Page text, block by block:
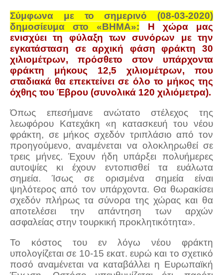
Σύμφωνα με το σημερινό (08-03-2020)
δημοσίευμα στο «ΒΗΜΑ»:
Η χώρα μας
ενισχύει τη φύλαξη των συνόρων με την
εγκατάσταση σε αρχική φάση φράκτη 30
χιλιομέτρων, πρόσθετο στον υπάρχοντα
φράκτη μήκους 12,5 χιλιομέτρων, που
σταδιακά θα επεκτείνει σε όλο το μήκος της
όχθης του Έβρου (συνολικά 120 χιλιόμετρα).
Όπως επεσήμανε ανώτατο στέλεχος της
λεωφόρου Κατεχάκη «η κατασκευή του νέου
φράκτη, σε μήκος σχεδόν τριπλάσιο από τον
προηγούμενο, αναμένεται να ολοκληρωθεί σε
τρεις μήνες. Έχουν ήδη υπάρξει πολυήμερες
αυτοψίες κι έχουν εντοπισθεί τα ευάλωτα
σημεία. Ίσως σε ορισμένα σημεία είναι
ψηλότερος από τον υπάρχοντα. Θα θωρακίσει
σχεδόν πλήρως τα σύνορα της χώρας και θα
αποτελέσει την απάντηση των αρχών
ασφαλείας στην τουρκική προκλητικότητα».
Το κόστος του εν λόγω νέου φράκτη
υπολογίζεται σε 10-15 εκατ. ευρώ και το σχετικό
ποσό αναμένεται να καταβάλλει η Ευρωπαϊκή